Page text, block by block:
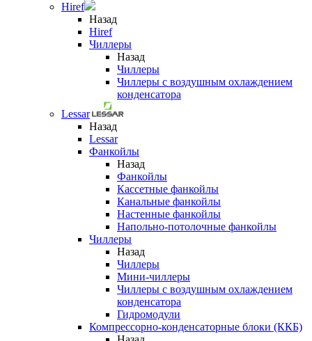
Hiref
Назад
Hiref
Чиллеры
Назад
Чиллеры
Чиллеры с воздушным охлаждением
конденсатора
Lessar
Назад
Lessar
Фанкойлы
Назад
Фанкойлы
Кассетные фанкойлы
Канальные фанкойлы
Настенные фанкойлы
Напольно-потолочные фанкойлы
Чиллеры
Назад
Чиллеры
Мини-чиллеры
Чиллеры с воздушным охлаждением
конденсатора
Гидромодули
Компрессорно-конденсаторные блоки (ККБ)